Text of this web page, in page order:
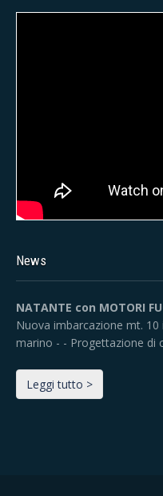
News
NATANTE con MOTORI
Nuova imbarcazione mt.
marino - - Progettazione di
Leggi tutto >